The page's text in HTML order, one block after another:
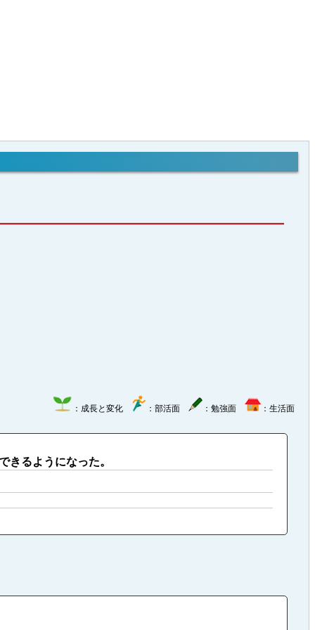
：成長と変化 ：部活面 ：勉強面 ：生活面
きるようになった。